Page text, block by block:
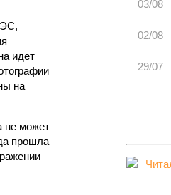
идет
на
не может
прошла
03/08
02/08
29/07
28/07